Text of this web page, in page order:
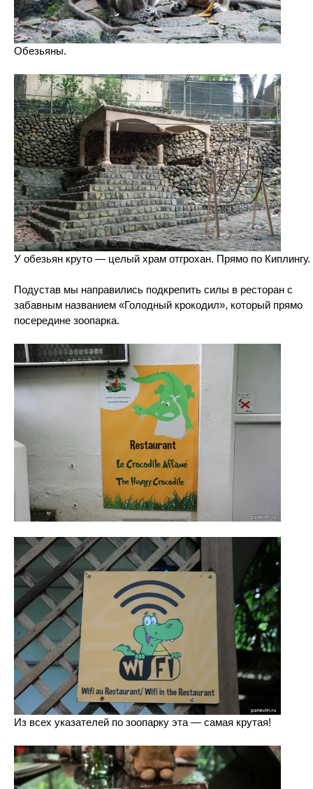
Обезьяны.
У обезьян круто — целый храм отгрохан. Прямо по Киплингу.
Подустав мы направились подкрепить силы в ресторан с
забавным названием «Голодный крокодил», который прямо
посередине зоопарка.
Из всех указателей по зоопарку эта — самая крутая!